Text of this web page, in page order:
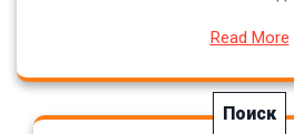
Read More
Поиск